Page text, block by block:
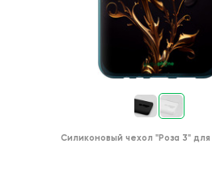
Силиконовый чехол "Роза 3" для